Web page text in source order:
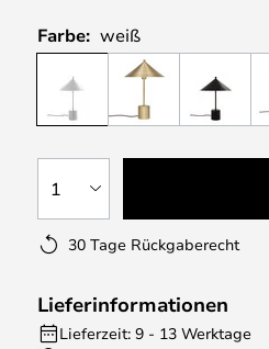
Farbe: weiß
1
30 Tage Rückgaberecht
Lieferinformationen
Lieferzeit: 9 - 13 Werktage